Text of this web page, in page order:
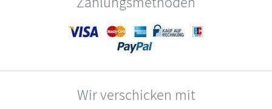
Wir verschicken mit